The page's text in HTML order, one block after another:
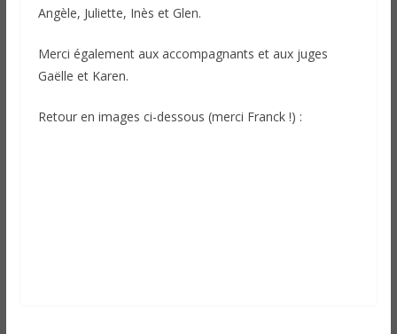
Angèle, Juliette, Inès et Glen.
Merci également aux accompagnants et aux juges
Gaëlle et Karen.
Retour en images ci-dessous (merci Franck !) :